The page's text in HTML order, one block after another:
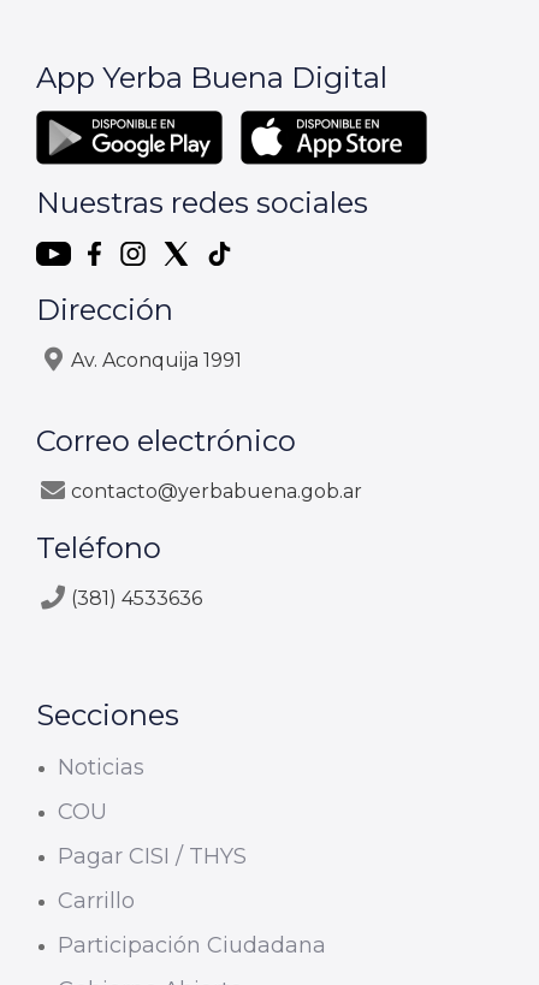
App Yerba Buena Digital
Nuestras redes sociales
Dirección
Av. Aconquija 1991
Correo electrónico
contacto@yerbabuena.gob.ar
Teléfono
(381) 4533636
Secciones
Noticias
COU
Pagar CISI / THYS
Carrillo
Participación Ciudadana